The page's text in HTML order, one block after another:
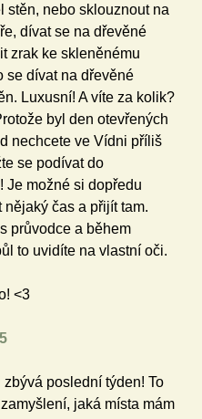
stěn, nebo sklouznout na
dívat se na dřevěné
zrak ke skleněnému
se dívat na dřevěné
Luxusní! A víte za kolik?
byl den otevřených
nechcete ve Vídni příliš
se podívat do
Je možné si dopředu
nějaký čas a přijít tam.
průvodce a během
to uvidíte na vlastní oči.
<3
zbývá poslední týden! To
zamyšlení, jaká místa mám